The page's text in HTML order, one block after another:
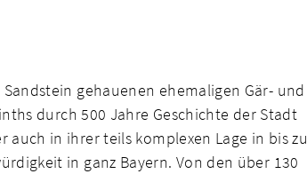
gehauenen ehemaligen Gär- und
durch 500 Jahre Geschichte der Stadt
auch in ihrer teils komplexen Lage in bis zu
in ganz Bayern. Von den über 130